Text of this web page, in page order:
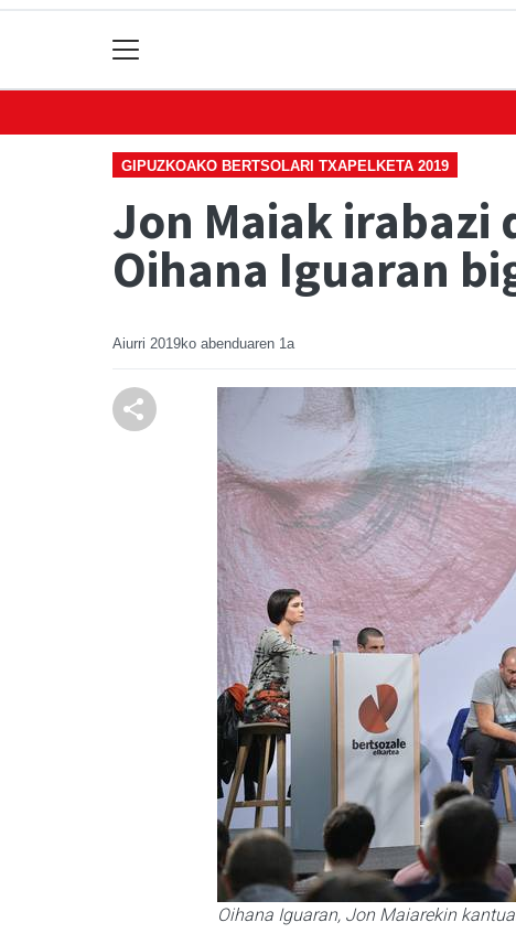
GIPUZKOAKO BERTSOLARI TXAPELKETA 2019
Jon Maiak irabazi
Oihana Iguaran
Aiurri 2019ko abenduaren 1a
Oihana Iguaran, Jon Maiarekin